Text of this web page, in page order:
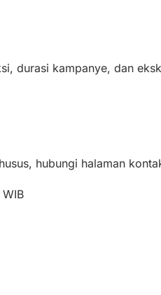
durasi kampanye, dan
hubungi halaman